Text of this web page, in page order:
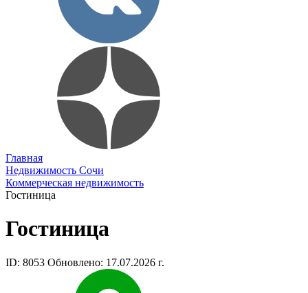
Главная
Недвижимость Сочи
Коммерческая недвижимость
Гостиница
Гостиница
ID: 8053 Обновлено: 17.07.2026 г.